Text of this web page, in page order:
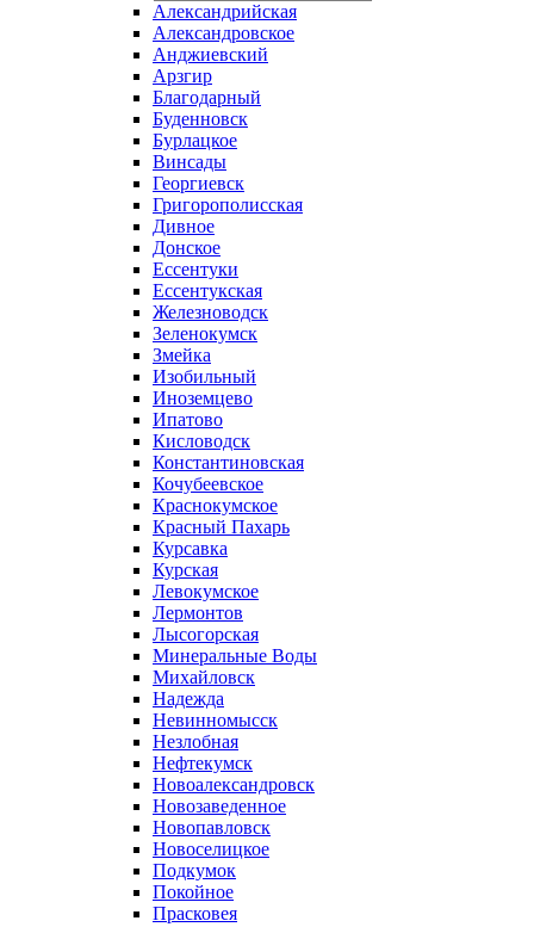
Александрийская
Александровское
Анджиевский
Арзгир
Благодарный
Буденновск
Бурлацкое
Винсады
Георгиевск
Григорополисская
Дивное
Донское
Ессентуки
Ессентукская
Железноводск
Зеленокумск
Змейка
Изобильный
Иноземцево
Ипатово
Кисловодск
Константиновская
Кочубеевское
Краснокумское
Красный Пахарь
Курсавка
Курская
Левокумское
Лермонтов
Лысогорская
Минеральные Воды
Михайловск
Надежда
Невинномысск
Незлобная
Нефтекумск
Новоалександровск
Новозаведенное
Новопавловск
Новоселицкое
Подкумок
Покойное
Прасковея